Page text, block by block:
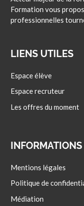
Formation vous
professionnelles
LIENS UTILES
Espace élève
Espace recruteur
Les offres du moment
Mentions légales
Politique de
Médiation